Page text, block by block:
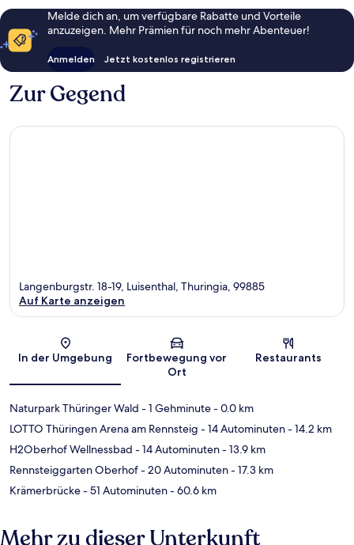
Melde dich an, um verfügbare Rabatte und Vorteile
anzuzeigen. Mehr Prämien für noch mehr Abenteuer!
Anmelden Jetzt kostenlos registrieren
Zur Gegend
Karte
Langenburgstr. 18-19, Luisenthal, Thuringia, 99885
Auf Karte anzeigen
In der Umgebung
Fortbewegung vor
Ort
Restaurants
Naturpark Thüringer Wald - 1 Gehminute- 0.0 km
LOTTO Thüringen Arena am Rennsteig - 14 Autominuten- 14.2 km
H2Oberhof Wellnessbad - 14 Autominuten- 13.9 km
Rennsteiggarten Oberhof- 20 Autominuten- 17.3 km
Krämerbrücke- 51 Autominuten- 60.6 km
Mehr zu dieser Unterkunft